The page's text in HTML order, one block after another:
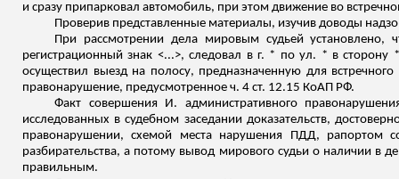
и сразу припарковал автомобиль, при этом движение во
Проверив представленные материалы, изучив доводы
При рассмотрении дела мировым судьей
регистрационный знак <...>, следовал в г. * по ул. * в
осуществил выезд на полосу, предназначенную для
правонарушение, предусмотренное ч. 4 ст. 12.15 КоАП РФ.
Факт совершения И. административного
исследованных в судебном заседании доказательств,
правонарушении, схемой места нарушения ПДД, рапортом
разбирательства, а потому вывод мирового судьи о наличии в
правильным.